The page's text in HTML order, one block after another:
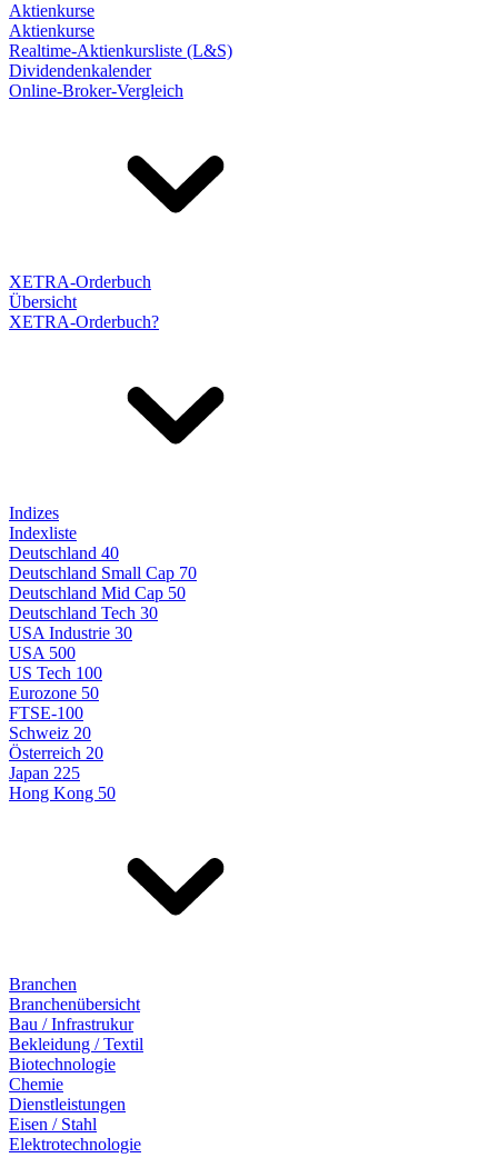
Aktienkurse
Aktienkurse
Realtime-Aktienkursliste (L&S)
Dividendenkalender
Online-Broker-Vergleich
XETRA-Orderbuch
Übersicht
XETRA-Orderbuch?
Indizes
Indexliste
Deutschland 40
Deutschland Small Cap 70
Deutschland Mid Cap 50
Deutschland Tech 30
USA Industrie 30
USA 500
US Tech 100
Eurozone 50
FTSE-100
Schweiz 20
Österreich 20
Japan 225
Hong Kong 50
Branchen
Branchenübersicht
Bau / Infrastrukur
Bekleidung / Textil
Biotechnologie
Chemie
Dienstleistungen
Eisen / Stahl
Elektrotechnologie